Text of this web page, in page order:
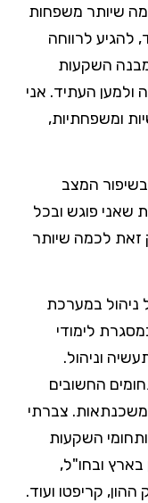
שיותר משפחות
להגיע לרווחה
השקעות
ולמען העתיד. אני
ומשפחתיות,
המצב
שאני פוגש ובכל
זאת לכמה שיותר
ניסיון של ניהול במערכת
לימודי
וניהול.
החשובים
משכנתאות. צברתי
ותחומי השקעות
ובחו"ל,
קריפטו ועוד.